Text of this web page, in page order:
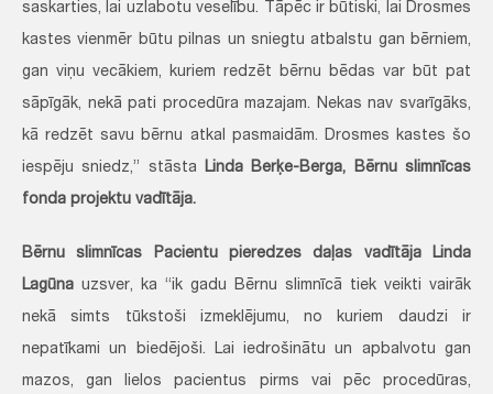
saskarties, lai uzlabotu veselību. Tāpēc ir būtiski, lai Drosmes
kastes vienmēr būtu pilnas un sniegtu atbalstu gan bērniem,
gan viņu vecākiem, kuriem redzēt bērnu bēdas var būt pat
sāpīgāk, nekā pati procedūra mazajam. Nekas nav svarīgāks,
kā redzēt savu bērnu atkal pasmaidām. Drosmes kastes šo
iespēju sniedz,” stāsta Linda Berķe-Berga, Bērnu slimnīcas
fonda projektu vadītāja.
Bērnu slimnīcas Pacientu pieredzes daļas vadītāja Linda
Lagūna uzsver, ka “ik gadu Bērnu slimnīcā tiek veikti vairāk
nekā simts tūkstoši izmeklējumu, no kuriem daudzi ir
nepatīkami un biedējoši. Lai iedrošinātu un apbalvotu gan
mazos, gan lielos pacientus pirms vai pēc procedūras,